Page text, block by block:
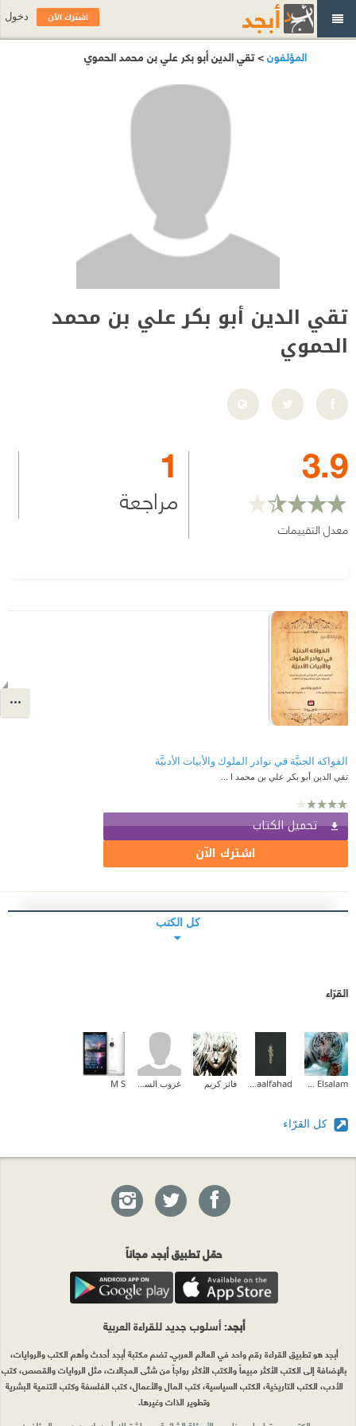
المؤلفون> تقي الدين أبو بكر علي بن محمد الحموي
تقي الدين أبو بكر علي بن محمد
الحموي
3.9
معدل التقييمات
1
مراجعة
الفواكه الجنيَّة في نوادر الملوك والأبيات الأدبيَّة
تقي الدين أبو بكر علي بن محمد ا ...
تحميل الكتاب
اشترك الآن
كل الكتب
القرّاء
فائز كريم M S
كل القرّاء
اشترك الآن دخول
حمّل تطبيق أبجد مجاناً
أبجد: أسلوب جديد للقراءة العربية
أبجد هو تطبيق القراءة رقم واحد في العالم العربي. تضم مكتبة أبجد أحدث وأهم الكتب والروايات،
بالإضافة إلى الكتب الأكثر مبيعاً والكتب الأكثر رواجاً من شتّى المجالات، مثل الروايات والقصص، كتب
الأدب، الكتب التاريخية، الكتب السياسية، كتب المال والأعمال، كتب الفلسفة وكتب التنمية البشرية
وتطوير الذات وغيرها.